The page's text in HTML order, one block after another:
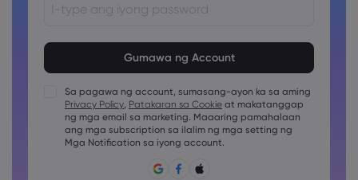
Ang password ay dapat maglalaman ng hindi bababa sa
Ang password ay dapat maglalaman ng hindi bababa sa
1 uppercase na karakter
Ang password ay dapat maglalaman ng hindi bababa sa
1 lowercase na karakter
Sa pagawa ng account, sumasang-ayon ka sa aming
Privacy Policy, Patakaran sa Cookie at makatanggap
ng mga email sa marketing. Maaaring pamahalaan
ang mga subscription sa ilalim ng mga setting ng
Mga Notification sa iyong account.